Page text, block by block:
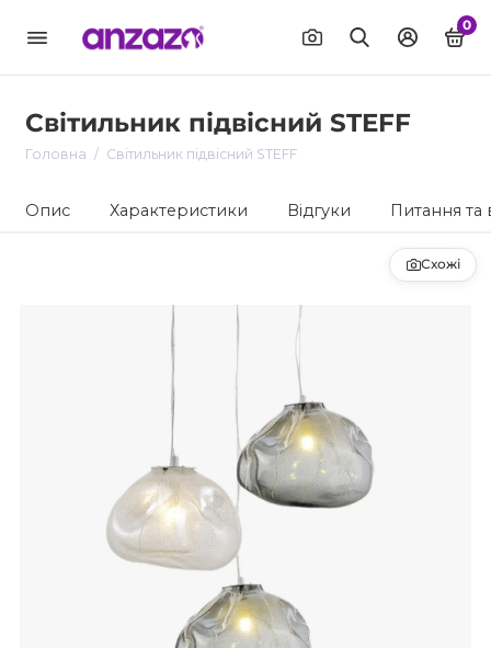
0
Світильник підвісний STEFF
Головна Світильник підвісний STEFF
Опис Характеристики Відгуки Питання та
Схожі